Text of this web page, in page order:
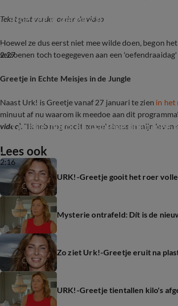
Tekst gaat verder onder de video
2:27
Hoe zeg je dat op z'n Urkers?
Hoewel ze dus eerst niet mee wilde doen, begon
seizoenen toch toegegeven aan een
Greetje in Echte Meisjes in de Jungle
Naast Urk! is Greetje vanaf 27 januari te zien in het
minuut af nu waarom ik meedoe aan dit
video). "Ik heb nog nooit zoveel stress in mijn leven
2:16
Greetje, Nicol en Danielle doen mee
Lees ook
URK!-Greetje gooit het roer
Mysterie ontrafeld: Dít is de
Zo ziet Urk!-Greetje eruit na
URK!-Greetje tientallen kilo's